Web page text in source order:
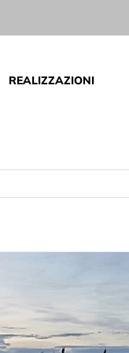
REALIZZAZIONI